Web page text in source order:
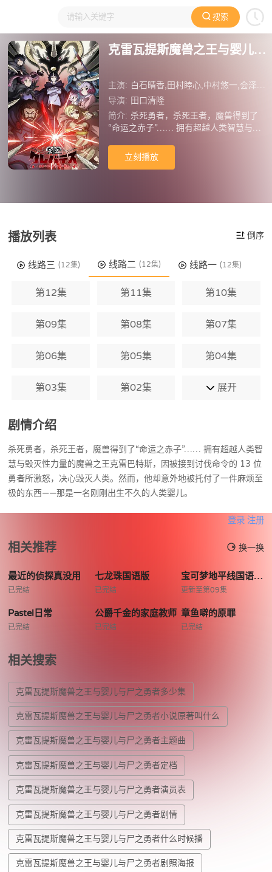
搜索
大家在看 日本动漫 国产动漫 欧美动漫 动漫电影
克雷瓦提斯魔兽之王与婴儿与尸之勇者
主演: 白石晴香,田村睦心,中村悠一,会泽纱弥,桥爪淳,宫野真守,小野友树,三宅健太,内田雄马,阿座上洋平,土屋神叶
导演: 田口清隆
简介: 杀死勇者，杀死王者，魔兽得到了
“命运之赤子”…… 拥有超越人类智慧与毁
到讨伐命令的 13 位勇者所激怒，决心毁
灭人类。然而，他却意外地被托付了一件
立刻播放
播放列表 倒序
线路三 (12集) 线路二 (12集) 线路一 (12集)
第12集 第11集 第10集
第09集 第08集 第07集
第06集 第05集 第04集
第03集 第02集 展开
剧情介绍
杀死勇者，杀死王者，魔兽得到了“命运之赤子”…… 拥有超越人类智
慧与毁灭性力量的魔兽之王克雷巴特斯，因被接到讨伐命令的 13 位
勇者所激怒，决心毁灭人类。然而，他却意外地被托付了一件麻烦至
极的东西——那是一名刚刚出生不久的人类婴儿。
登录 注册
相关推荐 换一换
最近的侦探真没用
已完结
七龙珠国语版
已完结
宝可梦地平线国语第二季
更新至第09集
Pastel日常
已完结
公爵千金的家庭教师
已完结
章鱼噼的原罪
已完结
相关搜索
克雷瓦提斯魔兽之王与婴儿与尸之勇者多少集
克雷瓦提斯魔兽之王与婴儿与尸之勇者小说原著叫什么
克雷瓦提斯魔兽之王与婴儿与尸之勇者主题曲
克雷瓦提斯魔兽之王与婴儿与尸之勇者定档
克雷瓦提斯魔兽之王与婴儿与尸之勇者演员表
克雷瓦提斯魔兽之王与婴儿与尸之勇者剧情
克雷瓦提斯魔兽之王与婴儿与尸之勇者什么时候播
克雷瓦提斯魔兽之王与婴儿与尸之勇者剧照海报